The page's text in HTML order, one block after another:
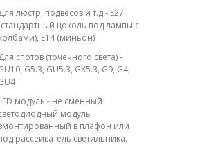
люстр, подвесов и т.д - E27
цоколь под лампы с
E14 (миньон)
спотов (точечного света) -
G5.3, GU5.3, GX5.3, G9, G4,
модуль - не сменный
модуль
в плафон или
рассеиватель светильника.